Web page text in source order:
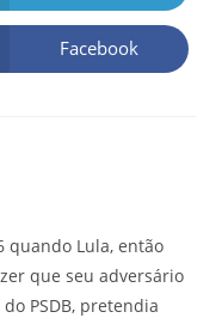
Facebook
quando Lula, então
que seu adversário
PSDB, pretendia